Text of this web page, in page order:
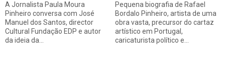
A Jornalista Paula Moura
Pinheiro conversa com José
Manuel dos Santos, director
Cultural Fundação EDP e autor
da ideia da…
Pequena biografia de Rafael
Bordalo Pinheiro, artista de uma
obra vasta, precursor do cartaz
artístico em Portugal,
caricaturista político e…